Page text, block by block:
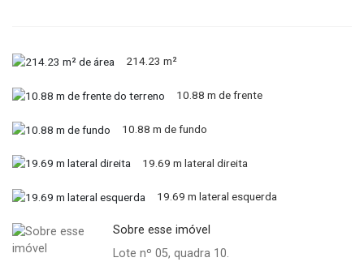
214.23 m²
10.88 m de frente
10.88 m de fundo
19.69 m lateral direita
19.69 m lateral esquerda
Sobre esse imóvel
Lote nº 05, quadra 10.